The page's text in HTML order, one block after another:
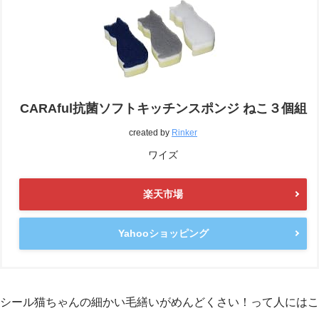
CARAful抗菌ソフトキッチンスポンジ ねこ３個組
created by Rinker
ワイズ
楽天市場
Yahooショッピング
シール猫ちゃんの細かい毛繕いがめんどくさい！って人にはこ